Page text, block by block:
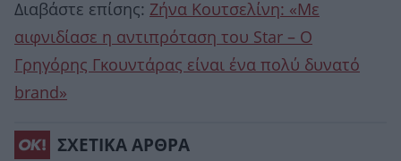
Διαβάστε επίσης: Ζήνα Κουτσελίνη: «Με
αιφνιδίασε η αντιπρόταση του Star – Ο
Γρηγόρης Γκουντάρας είναι ένα πολύ δυνατό
brand»
ΣΧΕΤΙΚΑ ΑΡΘΡΑ